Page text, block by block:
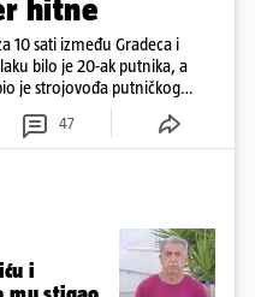
hitne
10 sati između Gradeca i
bilo je 20-ak putnika, a
je strojovođa putničkog
47
i